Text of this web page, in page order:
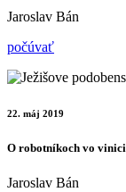
Jaroslav Bán
počúvať
22. máj 2019
O robotníkoch vo vinici
Jaroslav Bán